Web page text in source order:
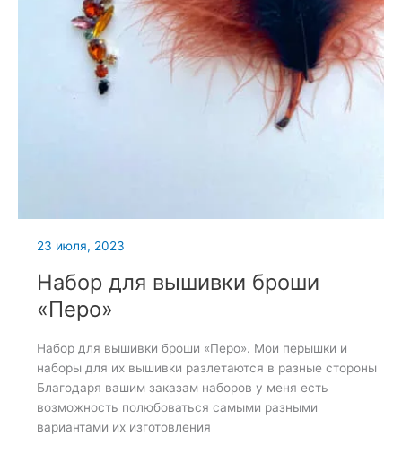
23 июля, 2023
Набор для вышивки броши
«Перо»
Набор для вышивки броши «Перо». Мои перышки и
наборы для их вышивки разлетаются в разные стороны
Благодаря вашим заказам наборов у меня есть
возможность полюбоваться самыми разными
вариантами их изготовления